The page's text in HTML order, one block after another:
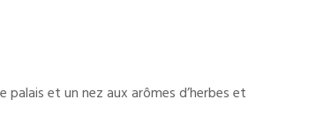
et un nez aux arômes d’herbes et